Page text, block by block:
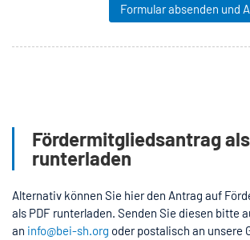
Formular absenden und
Fördermitgliedsantrag als
runterladen
Alternativ können Sie hier den Antrag auf
als PDF runterladen. Senden Sie diesen bitte
an info@bei-sh.org oder postalisch an unsere